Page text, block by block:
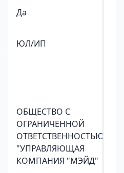
Да
ЮЛ/ИП
ОБЩЕСТВО С
ОГРАНИЧЕННОЙ
ОТВЕТСТВЕННОСТЬЮ
"УПРАВЛЯЮЩАЯ
КОМПАНИЯ "МЭЙД"